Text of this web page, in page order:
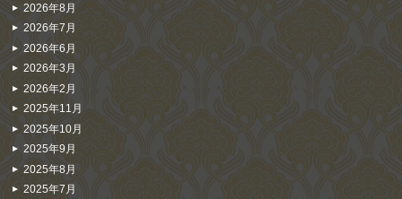
2026年8月
2026年7月
2026年6月
2026年3月
2026年2月
2025年11月
2025年10月
2025年9月
2025年8月
2025年7月